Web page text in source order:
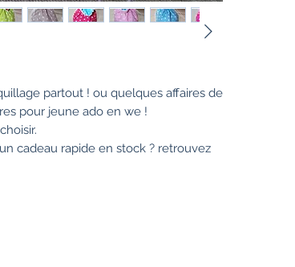
partout ! ou quelques affaires de
pour jeune ado en we !
cadeau rapide en stock ? retrouvez